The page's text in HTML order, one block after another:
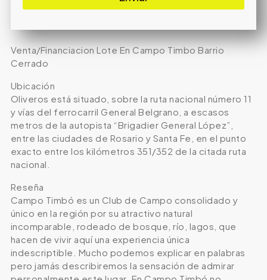
Venta/Financiacion Lote En Campo Timbo Barrio
Cerrado
Ubicación
Oliveros está situado, sobre la ruta nacional número 11
y vías del ferrocarril General Belgrano, a escasos
metros de la autopista “Brigadier General López”,
entre las ciudades de Rosario y Santa Fe, en el punto
exacto entre los kilómetros 351/352 de la citada ruta
nacional.
Reseña
Campo Timbó es un Club de Campo consolidado y
único en la región por su atractivo natural
incomparable, rodeado de bosque, río, lagos, que
hacen de vivir aquí una experiencia única
indescriptible. Mucho podemos explicar en palabras
pero jamás describiremos la sensación de admirar